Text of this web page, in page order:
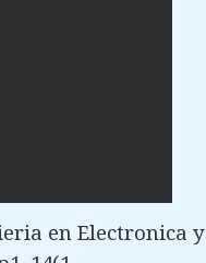
en Electronica y